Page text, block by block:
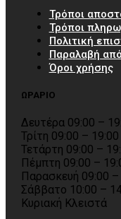
Τρόποι
Τρόποι
Πολιτική
Παραλαβή
Όροι χρήσης
ΩΡΑΡΙΟ
Δευτέρα 09:00 –
Τρίτη 09:00 – 19:00
Τετάρτη 09:00 –
Πέμπτη 09:00 –
Παρασκευή 09:00 –
Σάββατο 10:00 –
Κυριακή Κλειστά